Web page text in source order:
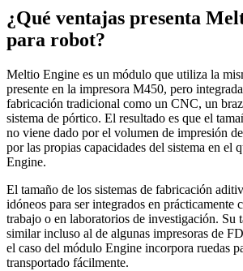
¿Qué ventajas presenta
para robot?
Meltio Engine es un módulo que utiliza la
presente en la impresora M450, pero
fabricación tradicional como un CNC, un
sistema de pórtico. El resultado es que el
no viene dado por el volumen de impresión
por las propias capacidades del sistema en el
Engine.
El tamaño de los sistemas de fabricación
idóneos para ser integrados en prácticamente
trabajo o en laboratorios de investigación. Su
similar incluso al de algunas impresoras de
el caso del módulo Engine incorpora ruedas
transportado fácilmente.